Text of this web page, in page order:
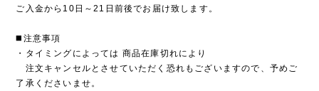
ご入金から10日～21日前後でお届け致します。
◼️注意事項
・タイミングによっては 商品在庫切れにより
注文キャンセルとさせていただく恐れもございますので、予めご
了承くださいませ。